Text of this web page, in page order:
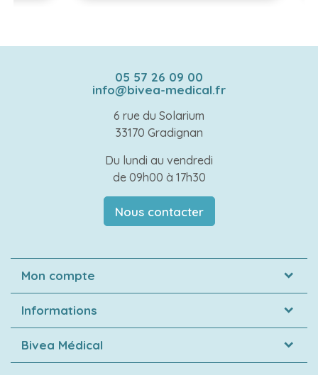
05 57 26 09 00
info@bivea-medical.fr
6 rue du Solarium
33170 Gradignan
Du lundi au vendredi
de 09h00 à 17h30
Nous contacter
Mon compte
Informations
Bivea Médical